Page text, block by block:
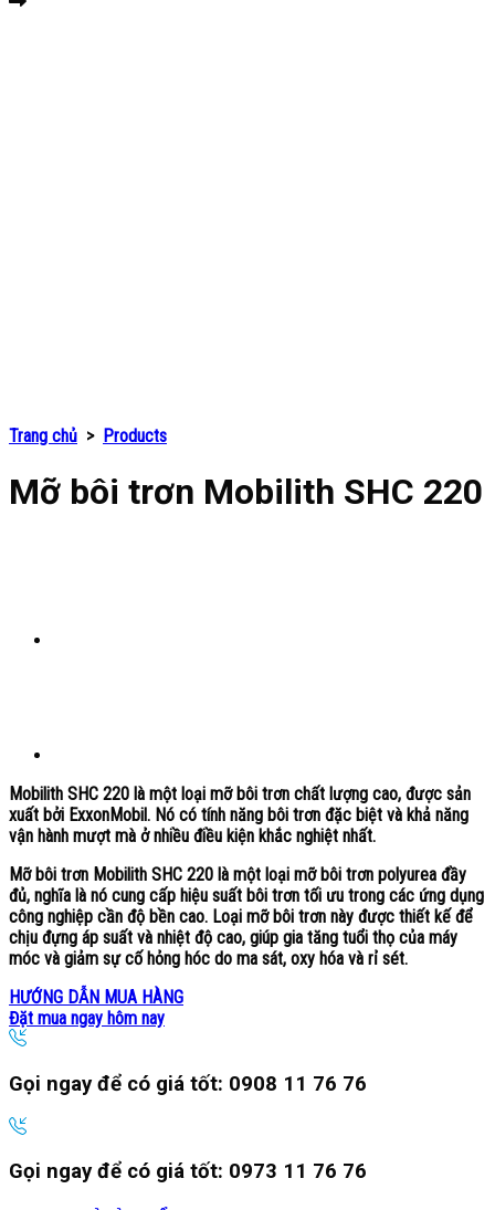
Trang chủ > Products
Mỡ bôi trơn Mobilith SHC 220
Mobilith SHC 220 là một loại mỡ bôi trơn chất lượng cao, được sản
xuất bởi ExxonMobil. Nó có tính năng bôi trơn đặc biệt và khả năng
vận hành mượt mà ở nhiều điều kiện khắc nghiệt nhất.
Mỡ bôi trơn Mobilith SHC 220 là một loại mỡ bôi trơn polyurea đầy
đủ, nghĩa là nó cung cấp hiệu suất bôi trơn tối ưu trong các ứng dụng
công nghiệp cần độ bền cao. Loại mỡ bôi trơn này được thiết kế để
chịu đựng áp suất và nhiệt độ cao, giúp gia tăng tuổi thọ của máy
móc và giảm sự cố hỏng hóc do ma sát, oxy hóa và rỉ sét.
HƯỚNG DẪN MUA HÀNG
Đặt mua ngay hôm nay
Gọi ngay để có giá tốt: 0908 11 76 76
Gọi ngay để có giá tốt: 0973 11 76 76